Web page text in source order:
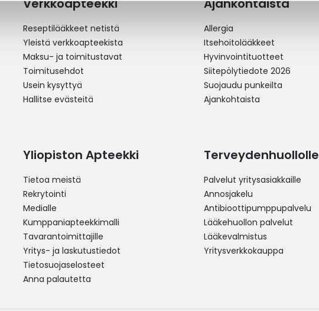
Verkkoapteekki
Reseptilääkkeet netistä
Yleistä verkkoapteekista
Maksu- ja toimitustavat
Toimitusehdot
Usein kysyttyä
Hallitse evästeitä
Ajankohtaista
Allergia
Itsehoitolääkkeet
Hyvinvointituotteet
Siitepölytiedote 2026
Suojaudu punkeilta
Ajankohtaista
Yliopiston Apteekki
Tietoa meistä
Rekrytointi
Medialle
Kumppaniapteekkimalli
Tavarantoimittajille
Yritys- ja laskutustiedot
Tietosuojaselosteet
Anna palautetta
Terveydenhuollolle
Palvelut yritysasiakkaille
Annosjakelu
Antibioottipumppupalvelu
Lääkehuollon palvelut
Lääkevalmistus
Yritysverkkokauppa